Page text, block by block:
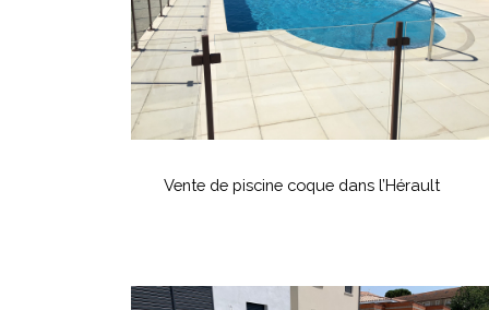
l’Hérault
l’Hérault
Vente de piscine coque dans l’Hérault
Piscine